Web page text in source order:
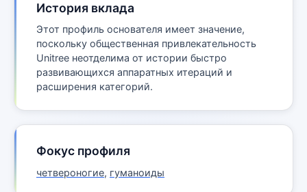
История вклада
Этот профиль основателя имеет значение,
поскольку общественная привлекательность
Unitree неотделима от истории быстро
развивающихся аппаратных итераций и
расширения категорий.
Фокус профиля
четвероногие, гуманоиды